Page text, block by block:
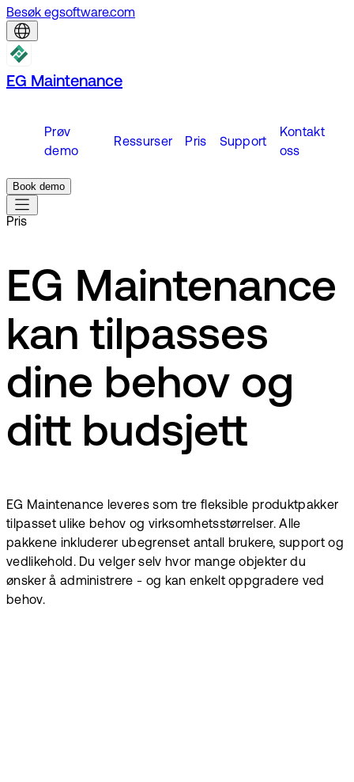
Besøk egsoftware.com
EG Maintenance
Prøv
demo
Ressurser Pris Support
Kontakt
oss
Book demo
Pris
EG Maintenance
kan tilpasses
dine behov og
ditt budsjett
EG Maintenance leveres som tre fleksible produktpakker
tilpasset ulike behov og virksomhetsstørrelser. Alle
pakkene inkluderer ubegrenset antall brukere, support og
vedlikehold. Du velger selv hvor mange objekter du
ønsker å administrere - og kan enkelt oppgradere ved
behov.